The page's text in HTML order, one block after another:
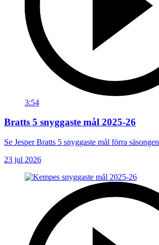
3:54
Bratts 5 snyggaste mål 2025-26
Se Jesper Bratts 5 snyggaste mål förra säsongen
23 jul 2026